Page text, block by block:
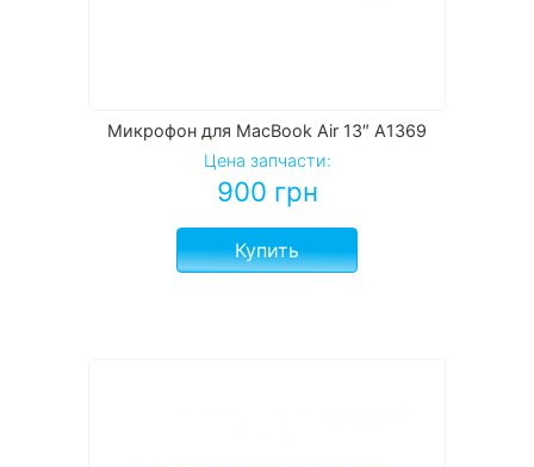
Микрофон для MacBook Air 13″ A1369
Цена запчасти:
900 грн
Купить